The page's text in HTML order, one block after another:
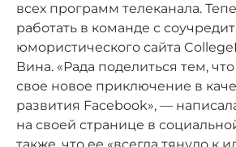
всех программ телеканала.
работать в команде с
юмористического сайта
Вина. «Рада поделиться тем,
свое новое приключение в
развития Facebook», —
на своей странице в